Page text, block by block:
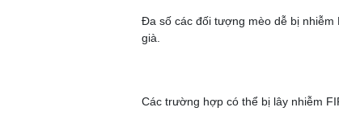
Đa số các đối tượng mèo dễ bị
già.
Các trường hợp có thể bị lây nhiễm